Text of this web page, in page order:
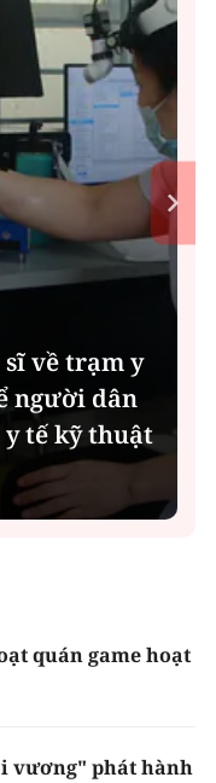
về trạm y
người dân
y tế kỹ thuật
quán game hoạt
vương" phát hành